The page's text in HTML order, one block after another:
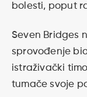
bolesti, poput
Seven Bridges
sprovođenje
istraživački
tumače svoje